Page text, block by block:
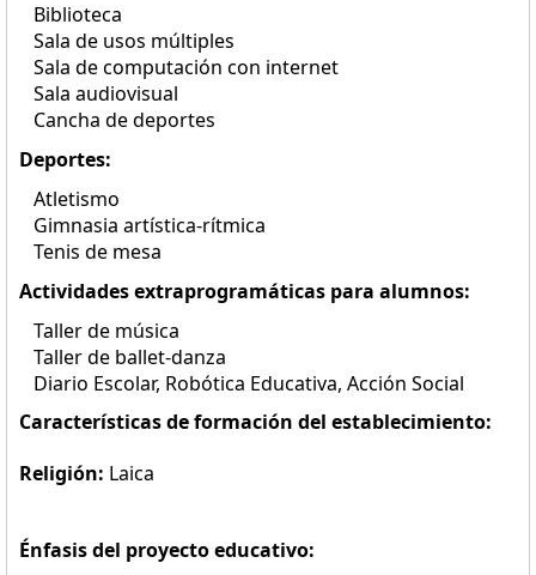
Biblioteca
Sala de usos múltiples
Sala de computación con internet
Sala audiovisual
Cancha de deportes
Deportes:
Atletismo
Gimnasia artística-rítmica
Tenis de mesa
Actividades extraprogramáticas para alumnos:
Taller de música
Taller de ballet-danza
Diario Escolar, Robótica Educativa, Acción Social
Características de formación del establecimiento:
Religión: Laica
Énfasis del proyecto educativo: